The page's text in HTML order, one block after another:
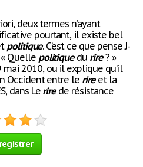
deux termes n’ayant
pourtant, il existe bel
politique. C’est ce que pense J-
« Quelle politiquedu rire? »
2010, ou il explique qu’il
Occident entre le rireet la
dans Le rirede résistance